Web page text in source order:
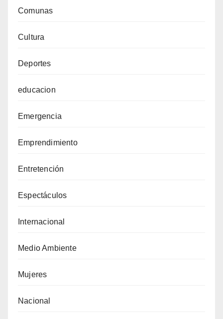
Comunas
Cultura
Deportes
educacion
Emergencia
Emprendimiento
Entretención
Espectáculos
Internacional
Medio Ambiente
Mujeres
Nacional